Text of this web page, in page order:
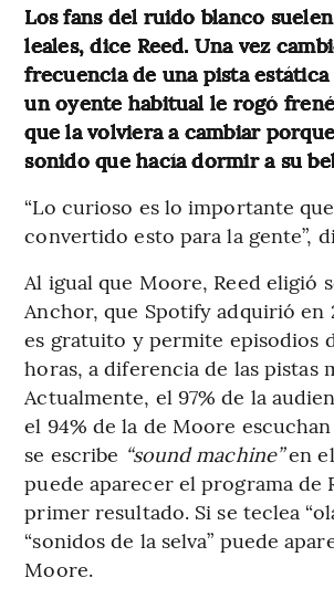
Los fans del ruido blanco
leales, dice Reed. Una vez
frecuencia de una pista estática
un oyente habitual le rogó
que la volviera a cambiar
sonido que hacía dormir a su
“Lo curioso es lo importante
convertido esto para la gente”,
Al igual que Moore, Reed eligió
Anchor, que Spotify adquirió en
es gratuito y permite episodios
horas, a diferencia de las pistas
Actualmente, el 97% de la
el 94% de la de Moore
se escribe “sound machine”en
puede aparecer el programa de
primer resultado. Si se teclea
“sonidos de la selva” puede
Moore.